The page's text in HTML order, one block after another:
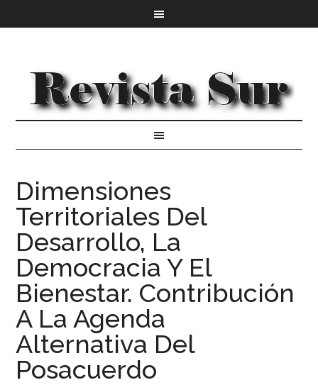
Dimensiones
Territoriales Del
Desarrollo, La
Democracia Y El
Bienestar. Contribución
A La Agenda
Alternativa Del
Posacuerdo